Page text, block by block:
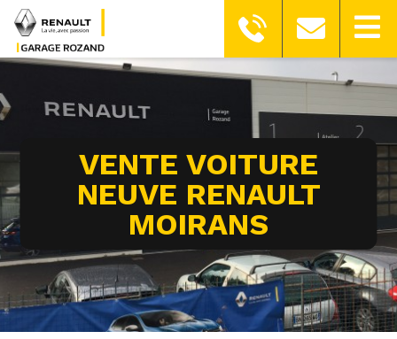
VENTE VOITURE
NEUVE RENAULT
MOIRANS